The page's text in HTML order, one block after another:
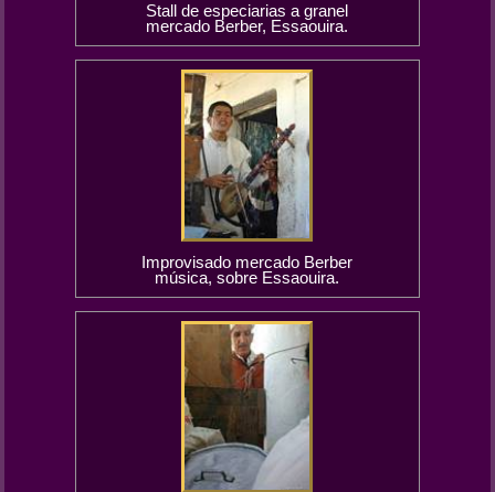
Stall de especiarias a granel
mercado Berber, Essaouira.
Improvisado mercado Berber
música, sobre Essaouira.